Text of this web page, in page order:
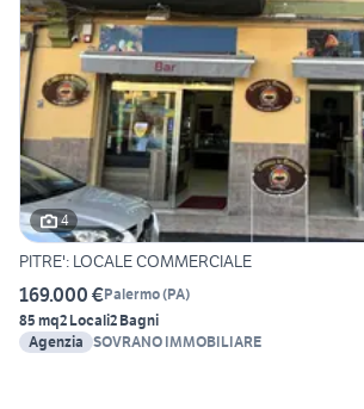
4
PITRE': LOCALE COMMERCIALE
169.000 €Palermo(PA)
85 mq2 Locali2 Bagni
Agenzia SOVRANO IMMOBILIARE